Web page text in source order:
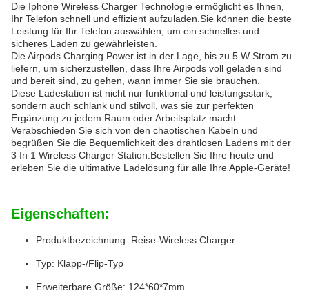
Die Iphone Wireless Charger Technologie ermöglicht es Ihnen,
Ihr Telefon schnell und effizient aufzuladen.Sie können die beste
Leistung für Ihr Telefon auswählen, um ein schnelles und
sicheres Laden zu gewährleisten.
Die Airpods Charging Power ist in der Lage, bis zu 5 W Strom zu
liefern, um sicherzustellen, dass Ihre Airpods voll geladen sind
und bereit sind, zu gehen, wann immer Sie sie brauchen.
Diese Ladestation ist nicht nur funktional und leistungsstark,
sondern auch schlank und stilvoll, was sie zur perfekten
Ergänzung zu jedem Raum oder Arbeitsplatz macht.
Verabschieden Sie sich von den chaotischen Kabeln und
begrüßen Sie die Bequemlichkeit des drahtlosen Ladens mit der
3 In 1 Wireless Charger Station.Bestellen Sie Ihre heute und
erleben Sie die ultimative Ladelösung für alle Ihre Apple-Geräte!
Eigenschaften:
Produktbezeichnung: Reise-Wireless Charger
Typ: Klapp-/Flip-Typ
Erweiterbare Größe: 124*60*7mm